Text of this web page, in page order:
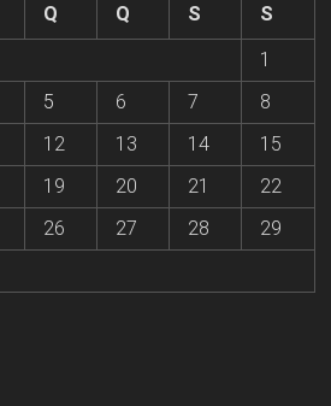
Q Q S
S
1
5 6 7
8
12 13 14
15
19 20 21
22
26 27 28
29